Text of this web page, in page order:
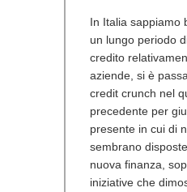
In Italia sappiamo
un lungo periodo
credito
aziende, si è
credit crunch nel
precedente per
presente in cui di
sembrano
nuova finanza,
iniziative che